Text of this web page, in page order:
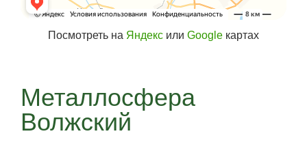
Посмотреть на Яндекс или Google картах
Металлосфера
Волжский